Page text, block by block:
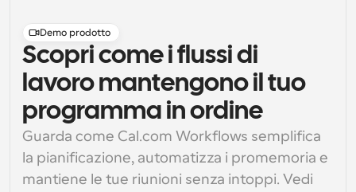
Demo prodotto
Scopri come i flussi di
lavoro mantengono il tuo
programma in ordine
Guarda come Cal.com Workflows semplifica
la pianificazione, automatizza i promemoria e
mantiene le tue riunioni senza intoppi. Vedi